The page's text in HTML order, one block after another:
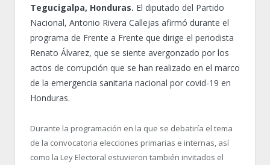
Tegucigalpa, Honduras. El diputado del Partido
Nacional, Antonio Rivera Callejas afirmó durante el
programa de Frente a Frente que dirige el periodista
Renato Álvarez, que se siente avergonzado por los
actos de corrupción que se han realizado en el marco
de la emergencia sanitaria nacional por covid-19 en
Honduras.
Durante la programación en la que se debatiría el tema
de la convocatoria elecciones primarias e internas, así
como la Ley Electoral estuvieron también invitados el